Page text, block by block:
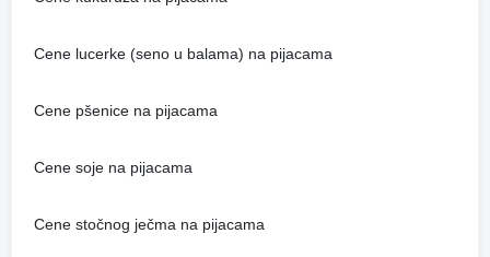
Cene lucerke (seno u balama) na pijacama
Cene pšenice na pijacama
Cene soje na pijacama
Cene stočnog ječma na pijacama